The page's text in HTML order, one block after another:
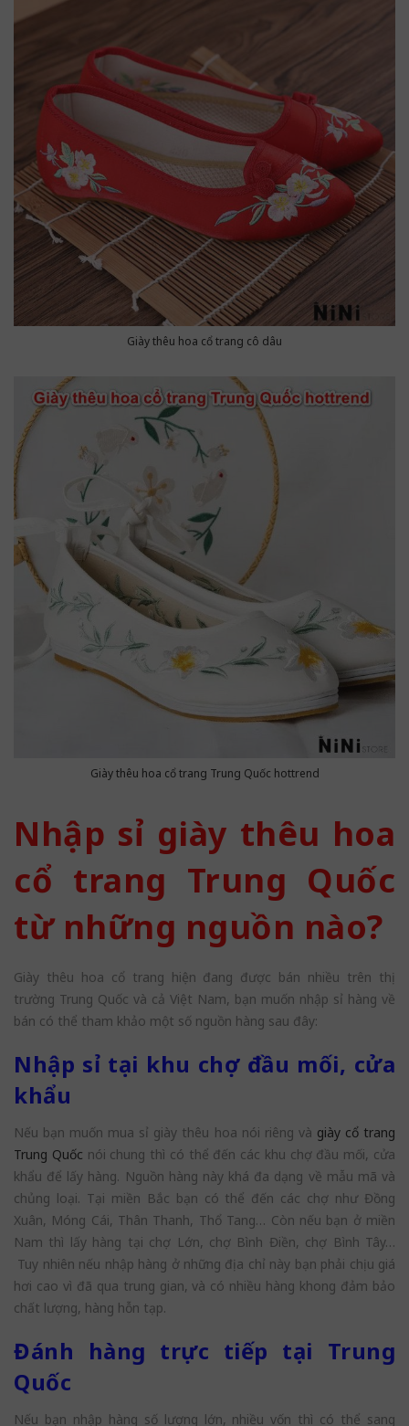
Giày thêu hoa cổ trang cô dâu
Giày thêu hoa cổ trang Trung Quốc hottrend
Nhập sỉ giày thêu hoa
cổ trang Trung Quốc
từ những nguồn nào?
Giày thêu hoa cổ trang hiện đang được bán nhiều trên thị
trường Trung Quốc và cả Việt Nam, bạn muốn nhập sỉ hàng về
bán có thể tham khảo một số nguồn hàng sau đây:
Nhập sỉ tại khu chợ đầu mối, cửa
khẩu
Nếu bạn muốn mua sỉ giày thêu hoa nói riêng và giày cổ trang
Trung Quốc nói chung thì có thể đến các khu chợ đầu mối, cửa
khẩu để lấy hàng. Nguồn hàng này khá đa dạng về mẫu mã và
chủng loại. Tại miền Bắc bạn có thể đến các chợ như Đồng
Xuân, Móng Cái, Thân Thanh, Thổ Tang… Còn nếu bạn ở miền
Nam thì lấy hàng tại chợ Lớn, chợ Bình Điền, chợ Bình Tây…
Tuy nhiên nếu nhập hàng ở những địa chỉ này bạn phải chịu giá
hơi cao vì đã qua trung gian, và có nhiều hàng khong đảm bảo
chất lượng, hàng hỗn tạp.
Đánh hàng trực tiếp tại Trung
Quốc
Nếu bạn nhập hàng số lượng lớn, nhiều vốn thì có thể sang